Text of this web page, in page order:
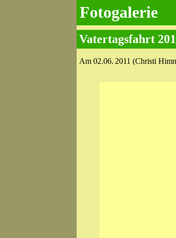
Fotogalerie
Vatertagsfahrt
Am 02.06. 2011 (Christi